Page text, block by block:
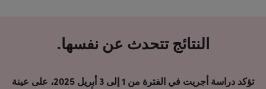
النتائج تتحدث عن نفسها.
تؤكد دراسة أجريت في الفترة من 1 إلى 3 أبريل 2025، على عينة